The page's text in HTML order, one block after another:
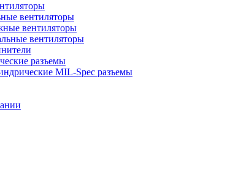
вентиляторы
вентиляторы
вентиляторы
разъемы
MIL-Spec разъемы